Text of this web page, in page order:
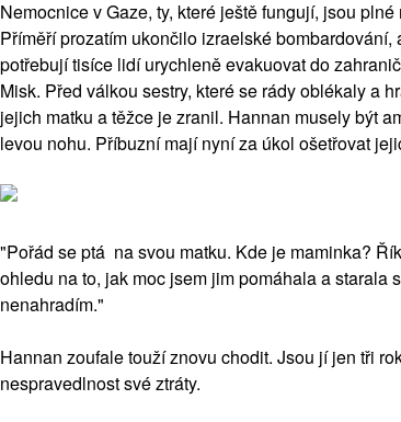
Nemocnice v Gaze, ty, které ještě fungují, jsou
Příměří prozatím ukončilo izraelské
potřebují tisíce lidí urychleně evakuovat do
Misk. Před válkou sestry, které se rády oblékaly a
jejich matku a těžce je zranil. Hannan musely být
levou nohu. Příbuzní mají nyní za úkol ošetřovat
"Pořád se ptá na svou matku. Kde je maminka?
ohledu na to, jak moc jsem jim pomáhala a starala
nenahradím."
Hannan zoufale touží znovu chodit. Jsou jí jen tři
nespravedlnost své ztráty.